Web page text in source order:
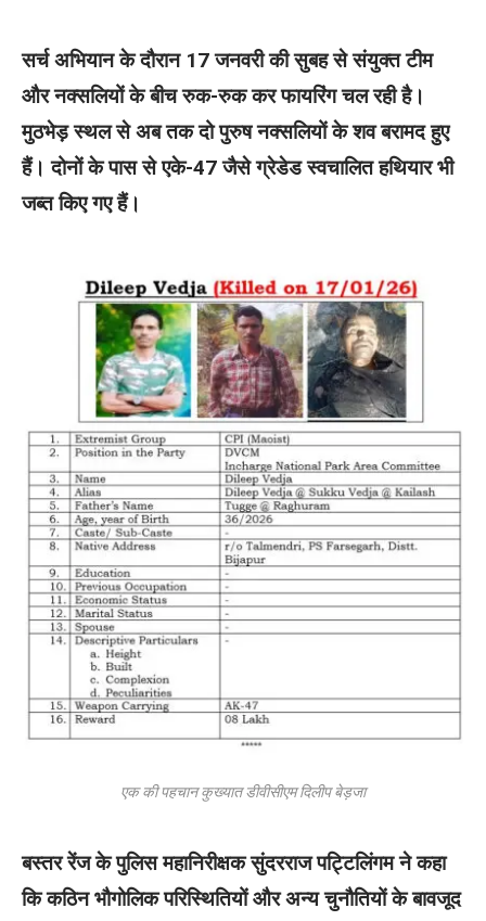
सर्च अभियान के दौरान 17 जनवरी की सुबह से संयुक्त टीम
और नक्सलियों के बीच रुक-रुक कर फायरिंग चल रही है।
मुठभेड़ स्थल से अब तक दो पुरुष नक्सलियों के शव बरामद हुए
हैं। दोनों के पास से एके-47 जैसे ग्रेडेड स्वचालित हथियार भी
जब्त किए गए हैं।
एक की पहचान कुख्यात डीवीसीएम दिलीप बेड़जा
बस्तर रेंज के पुलिस महानिरीक्षक सुंदरराज पट्टिलिंगम ने कहा
कि कठिन भौगोलिक परिस्थितियों और अन्य चुनौतियों के बावजूद